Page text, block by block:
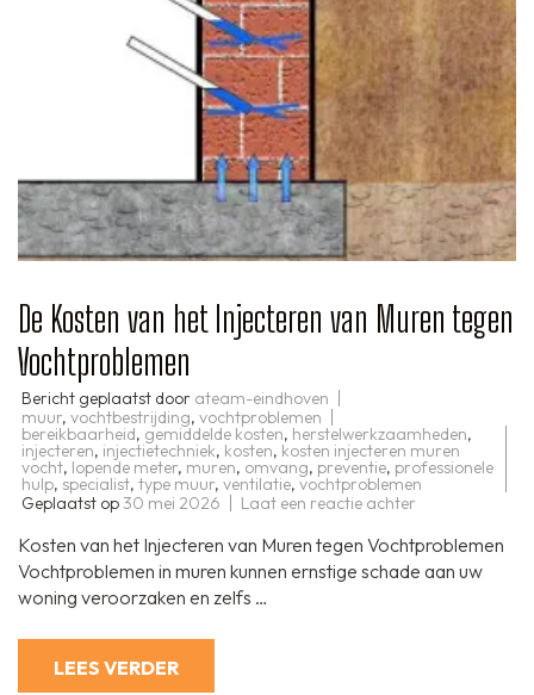
De Kosten van het Injecteren van Muren tegen
Vochtproblemen
Bericht geplaatst door ateam-eindhoven
muur, vochtbestrijding, vochtproblemen
bereikbaarheid, gemiddelde kosten, herstelwerkzaamheden,
injecteren, injectietechniek, kosten, kosten injecteren muren
vocht, lopende meter, muren, omvang, preventie, professionele
hulp, specialist, type muur, ventilatie, vochtproblemen
Geplaatst op30 mei 2026 Laat een reactie achter
Kosten
van
het
Injecteren
Kosten van het Injecteren van Muren tegen Vochtproblemen
Vochtproblemen in muren kunnen ernstige schade aan uw
woning veroorzaken en zelfs …
LEES VERDER